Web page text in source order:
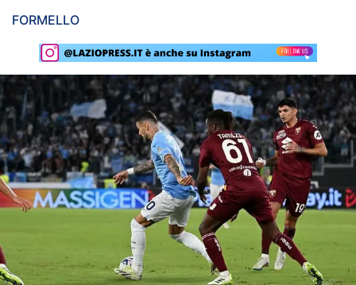
Lazio Women
Rassegna Lazio
Social
Calcio
Serie A
Champions League
Europa League
Altri Sport
FORMELLO